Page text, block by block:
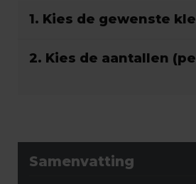
1. Kies de gewenste
2. Kies de aantallen
Samenvatting